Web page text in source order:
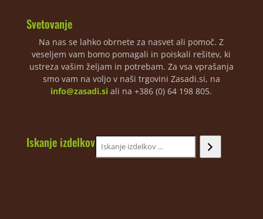
Svetovanje
Na nas se lahko obrnete za nasvet ali pomoč. Z
veseljem vam bomo pomagali in poiskali rešitev, ki
ustreza vašim željam in potrebam. Za vsa vprašanja
smo vam na voljo v naši trgovini Zasadi.si, na
info@zasadi.si ali na +386 (0) 64 198 805.
Iskanje izdelkov